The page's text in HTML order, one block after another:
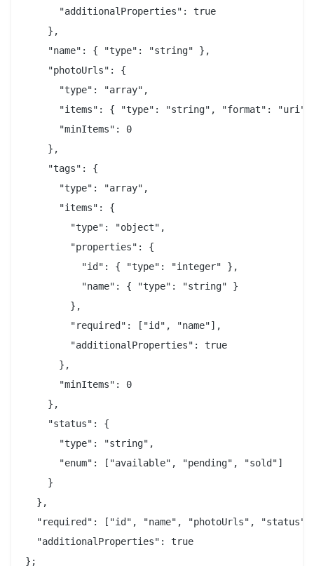
      "additionalProperties": true
    },
    "name": { "type": "string" },
    "photoUrls": {
      "type": "array",
"items": { "type": "string", "format": "uri"
      "minItems": 0
    },
    "tags": {
      "type": "array",
      "items": {
        "type": "object",
        "properties": {
          "id": { "type": "integer" },
          "name": { "type": "string" }
        },
        "required": ["id", "name"],
        "additionalProperties": true
      },
      "minItems": 0
    },
    "status": {
      "type": "string",
      "enum": ["available", "pending", "sold"]
    }
  },
"required": ["id", "name", "photoUrls",
  "additionalProperties": true
};